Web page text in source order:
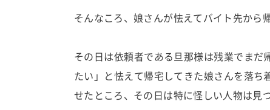
そんなころ、娘さんが怯えてバイト先から
その日は依頼者である旦那様は残業でま
たい」と怯えて帰宅してきた娘さんを落
せたところ、その日は特に怪しい人物は見